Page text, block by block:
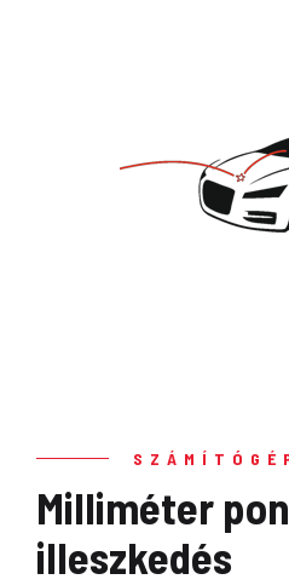
Milliméter
illeszkedés